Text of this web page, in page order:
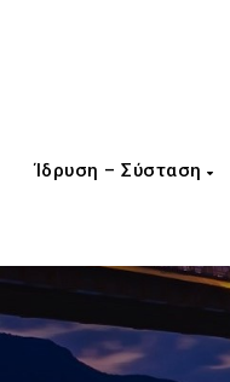
Ίδρυση – Σύσταση